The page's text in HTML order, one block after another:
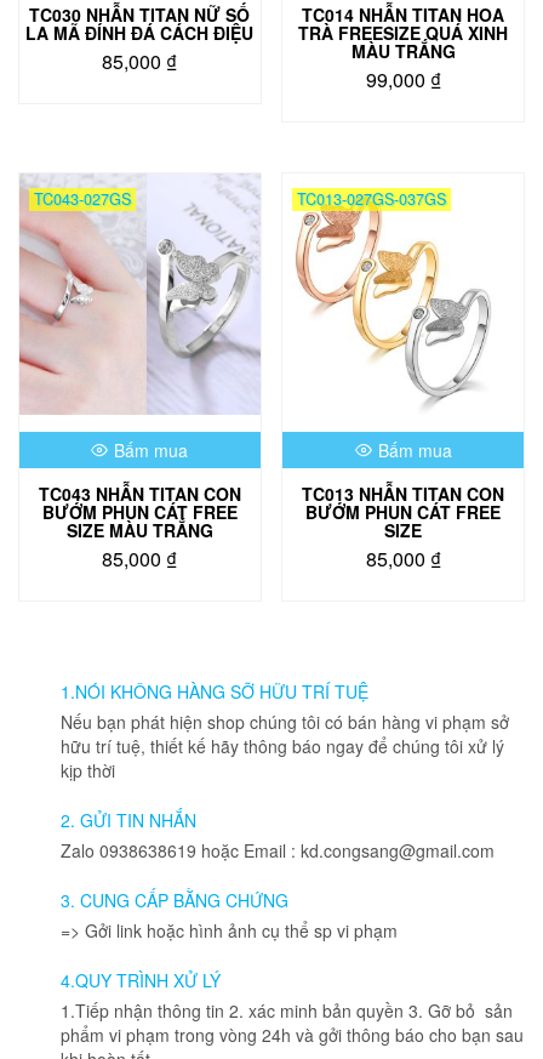
TC030 NHẪN TITAN NỮ SỐ
LA MÃ ĐÍNH ĐÁ CÁCH ĐIỆU
85,000 ₫
có
thể.
Các
tùy
chọn
được
chọn
trên
trang
sản
phẩm
TC014 NHẪN TITAN HOA
TRÀ FREESIZE QUÁ XINH
MÀU TRẮNG
99,000 ₫
TC043-027GS
Bấm mua
TC043 NHẪN TITAN CON
BƯỚM PHUN CÁT FREE
SIZE MÀU TRẮNG
85,000 ₫
TC013-027GS-037GS
Bấm mua
TC013 NHẪN TITAN CON
BƯỚM PHUN CÁT FREE
SIZE
85,000 ₫
biến
thể.
Các
thể
phẩm
1.NÓI KHÔNG HÀNG SỠ HỮU TRÍ TUỆ
Nếu bạn phát hiện shop chúng tôi có bán hàng vi phạm sở
hữu trí tuệ, thiết kế hãy thông báo ngay để chúng tôi xử lý
kịp thời
2. GỬI TIN NHẮN
Zalo 0938638619 hoặc Email : kd.congsang@gmail.com
3. CUNG CẤP BẰNG CHỨNG
=> Gởi link hoặc hình ảnh cụ thể sp vi phạm
4.QUY TRÌNH XỬ LÝ
1.Tiếp nhận thông tin 2. xác minh bản quyền 3. Gỡ bỏ sản
phẩm vi phạm trong vòng 24h và gởi thông báo cho bạn sau